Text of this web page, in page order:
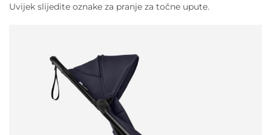
Uvijek slijedite oznake za pranje za točne upute.